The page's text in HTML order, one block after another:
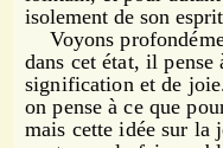
isolement de son
Voyons
dans cet état, il
signification et de
on pense à ce que
mais cette idée sur la